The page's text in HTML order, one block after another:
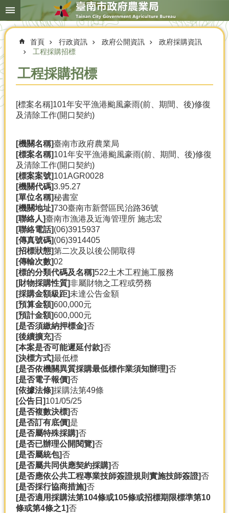
跳到主要內容區塊
搜
尋
進
簡
概
索
首頁 行政資訊 政府公開資訊
政府採購資訊
工程採購招標
工程採購招標
[標案名稱]101年安平漁港颱風豪雨(前、期間、後)修復
及清除工作(開口契約)
[機關名稱]臺南市政府農業局
[標案名稱]101年安平漁港颱風豪雨(前、期間、後)修復
及清除工作(開口契約)
[標案案號]101AGR0028
[機關代碼]3.95.27
[單位名稱]秘書室
[機關地址]730臺南市新營區民治路36號
[聯絡人]臺南市漁港及近海管理所 施志宏
[聯絡電話](06)3915937
[傳真號碼](06)3914405
[招標狀態]第二次及以後公開取得
[傳輸次數]02
[標的分類代碼及名稱]522土木工程施工服務
[財物採購性質]非屬財物之工程或勞務
[採購金額級距]未達公告金額
[預算金額]600,000元
[預計金額]600,000元
[是否須繳納押標金]否
[後續擴充]否
[本案是否可能遲延付款]否
[決標方式]最低標
[是否依機關異質採購最低標作業須知辦理]否
[是否電子報價]否
[依據法條]採購法第49條
[公告日]101/05/25
[是否複數決標]否
[是否訂有底價]是
[是否屬特殊採購]否
[是否已辦理公開閱覽]否
[是否屬統包]否
[是否屬共同供應契約採購]否
[是否應依公共工程專業技師簽證規則實施技師簽證]否
[是否採行協商措施]否
[是否適用採購法第104條或105條或招標期限標準第10
條或第4條之1]否